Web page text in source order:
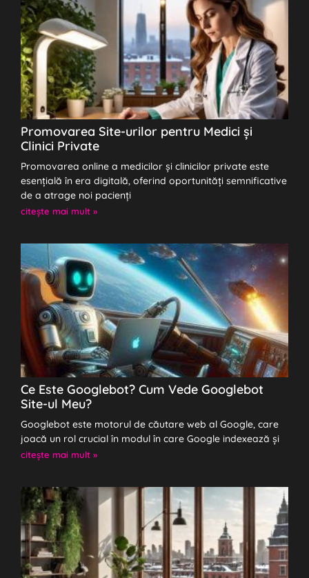
Promovarea Site-urilor pentru Medici și
Clinici Private
Promovarea online a medicilor și clinicilor private este
esențială în era digitală, oferind oportunități semnificative
de a atrage noi pacienți
citeşte mai mult »
Ce Este Googlebot? Cum Vede Googlebot
Site-ul Meu?
Googlebot este motorul de căutare web al Google, care
joacă un rol crucial în modul în care Google indexează și
citeşte mai mult »